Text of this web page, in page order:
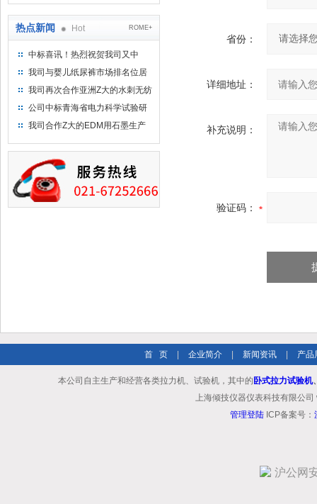
热点新闻 Hot ROME+
中标喜讯！热烈祝贺我司又中
标！
我司与婴儿纸尿裤市场排名位居
名的全日美实业合作成功！
我司再次合作亚洲Z大的水刺无纺
布供应商-南六企业！
公司中标青海省电力科学试验研
究院！
我司合作Z大的EDM用石墨生产
省份：
详细地址：
补充说明：
验证码：
首 页 企业简介 新闻资讯 产品
本公司自主生产和经营各类拉力机、试验机，其中的 卧式拉力试验机
上海倾技仪器仪表科技有限公
管理登陆 ICP备案号：
沪公网